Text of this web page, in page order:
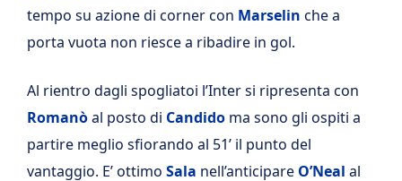
tempo su azione di corner con Marselin che a
porta vuota non riesce a ribadire in gol.
Al rientro dagli spogliatoi l’Inter si ripresenta con
Romanòal posto di Candido ma sono gli ospiti a
partire meglio sfiorando al 51’ il punto del
vantaggio. E’ ottimo Sala nell’anticipare O’Neal al